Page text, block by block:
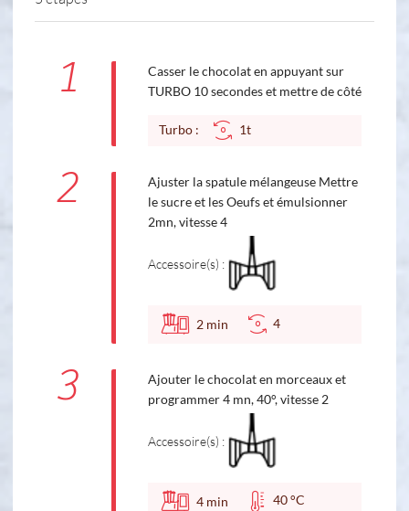
1
Casser le chocolat en appuyant sur
TURBO 10 secondes et mettre de côté
Turbo : 1t
2
Ajuster la spatule mélangeuse Mettre
le sucre et les Oeufs et émulsionner
2mn, vitesse 4
Accessoire(s) :
2 min 4
3
Ajouter le chocolat en morceaux et
programmer 4 mn, 40°, vitesse 2
Accessoire(s) :
4 min 40 °C